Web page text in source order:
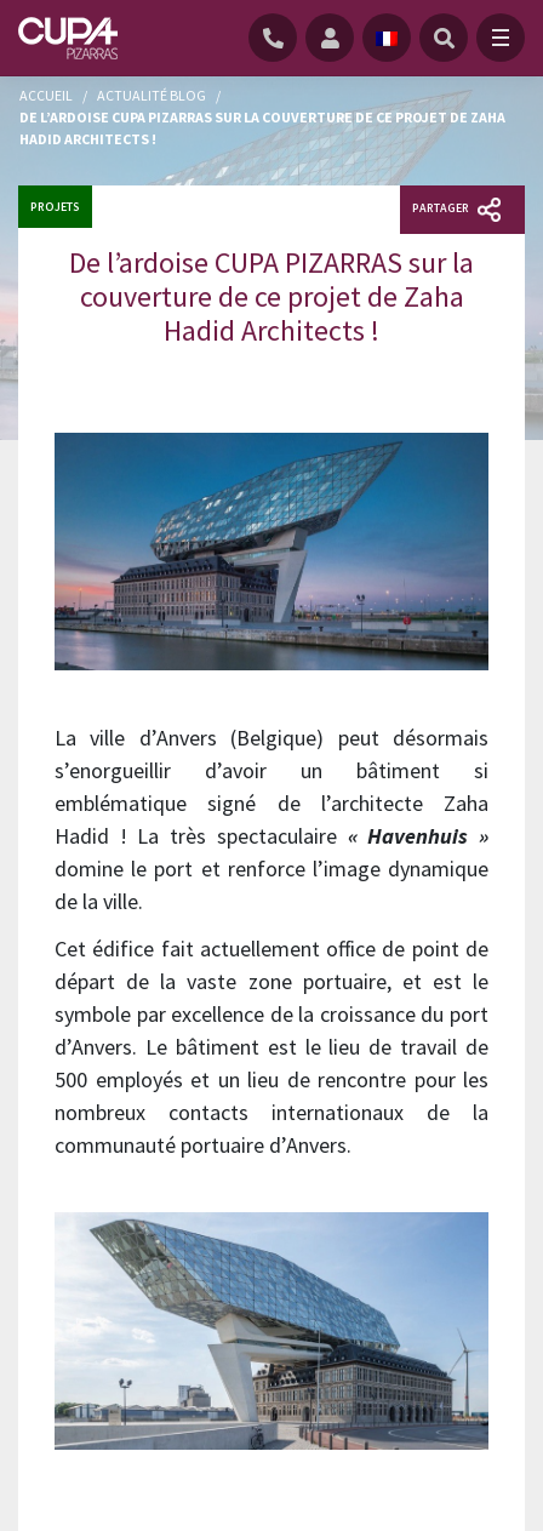
ACCUEIL / ACTUALITÉ BLOG
/
DE L’ARDOISE CUPA PIZARRAS SUR LA COUVERTURE DE CE PROJET DE ZAHA
HADID ARCHITECTS !
PROJETS PARTAGER
De l’ardoise CUPA PIZARRAS sur la
couverture de ce projet de Zaha
Hadid Architects !
La ville d’Anvers (Belgique) peut désormais
s’enorgueillir d’avoir un bâtiment si
emblématique signé de l’architecte Zaha
Hadid ! La très spectaculaire « Havenhuis »
domine le port et renforce l’image dynamique
de la ville.
Cet édifice fait actuellement office de point de
départ de la vaste zone portuaire, et est le
symbole par excellence de la croissance du port
d’Anvers. Le bâtiment est le lieu de travail de
500 employés et un lieu de rencontre pour les
nombreux contacts internationaux de la
communauté portuaire d’Anvers.